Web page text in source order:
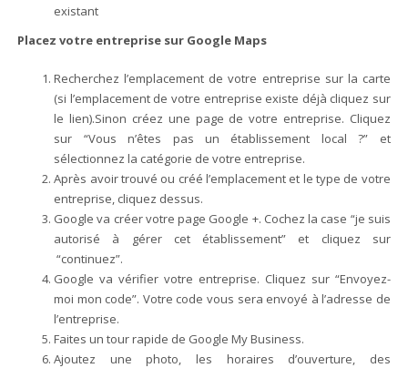
existant
Placez votre entreprise sur Google Maps
Recherchez l’emplacement de votre entreprise sur la carte
(si l’emplacement de votre entreprise existe déjà cliquez sur
le lien).Sinon créez une page de votre entreprise. Cliquez
sur “Vous n’êtes pas un établissement local ?” et
sélectionnez la catégorie de votre entreprise.
Après avoir trouvé ou créé l’emplacement et le type de votre
entreprise, cliquez dessus.
Google va créer votre page Google +. Cochez la case “je suis
autorisé à gérer cet établissement” et cliquez sur
“continuez”.
Google va vérifier votre entreprise. Cliquez sur “Envoyez-
moi mon code”. Votre code vous sera envoyé à l’adresse de
l’entreprise.
Faites un tour rapide de Google My Business.
Ajoutez une photo, les horaires d’ouverture, des